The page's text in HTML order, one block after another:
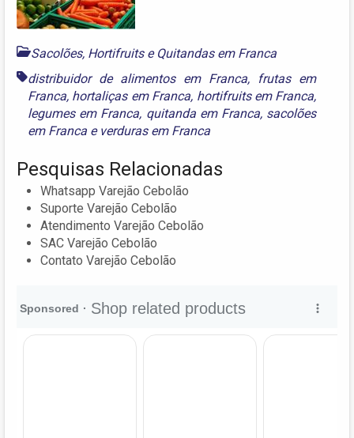
Sacolões, Hortifruits e Quitandas em Franca
distribuidor de alimentos em Franca, frutas em
Franca, hortaliças em Franca, hortifruits em Franca,
legumes em Franca, quitanda em Franca, sacolões
em Franca e verduras em Franca
Pesquisas Relacionadas
Whatsapp Varejão Cebolão
Suporte Varejão Cebolão
Atendimento Varejão Cebolão
SAC Varejão Cebolão
Contato Varejão Cebolão